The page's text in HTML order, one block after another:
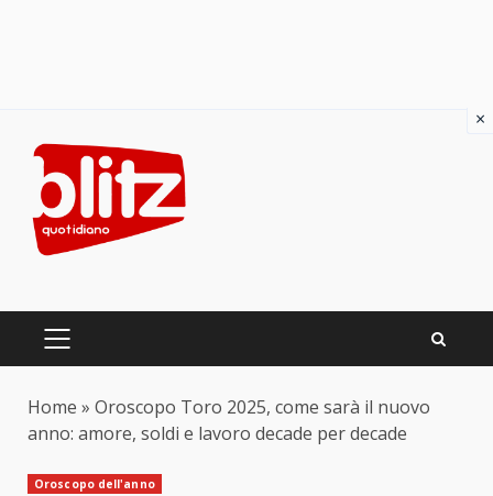
content
PRIMARY
Home » Oroscopo Toro 2025, come sarà il nuovo
anno: amore, soldi e lavoro decade per decade
Oroscopo dell'anno
×